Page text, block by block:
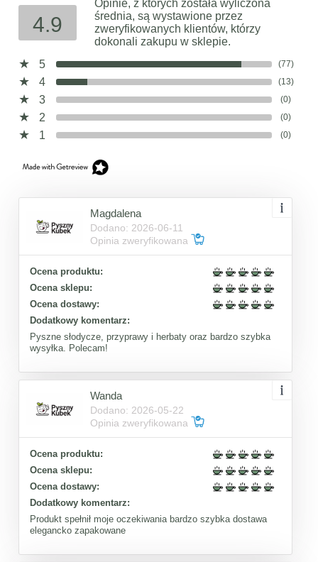
4.9
Opinie, z których została wyliczona
średnia, są wystawione przez
zweryfikowanych klientów, którzy
dokonali zakupu w sklepie.
5
(77)
4 (13)
3 (0)
2 (0)
1 (0)
Magdalena
Dodano: 2026-06-11
Opinia zweryfikowana
Ocena produktu:
Ocena sklepu:
Ocena dostawy:
Dodatkowy komentarz:
Pyszne słodycze, przyprawy i herbaty oraz bardzo szybka
wysyłka. Polecam!
Wanda
Dodano: 2026-05-22
Opinia zweryfikowana
Ocena produktu:
Ocena sklepu:
Ocena dostawy:
Dodatkowy komentarz:
Produkt spełnił moje oczekiwania bardzo szybka dostawa
elegancko zapakowane